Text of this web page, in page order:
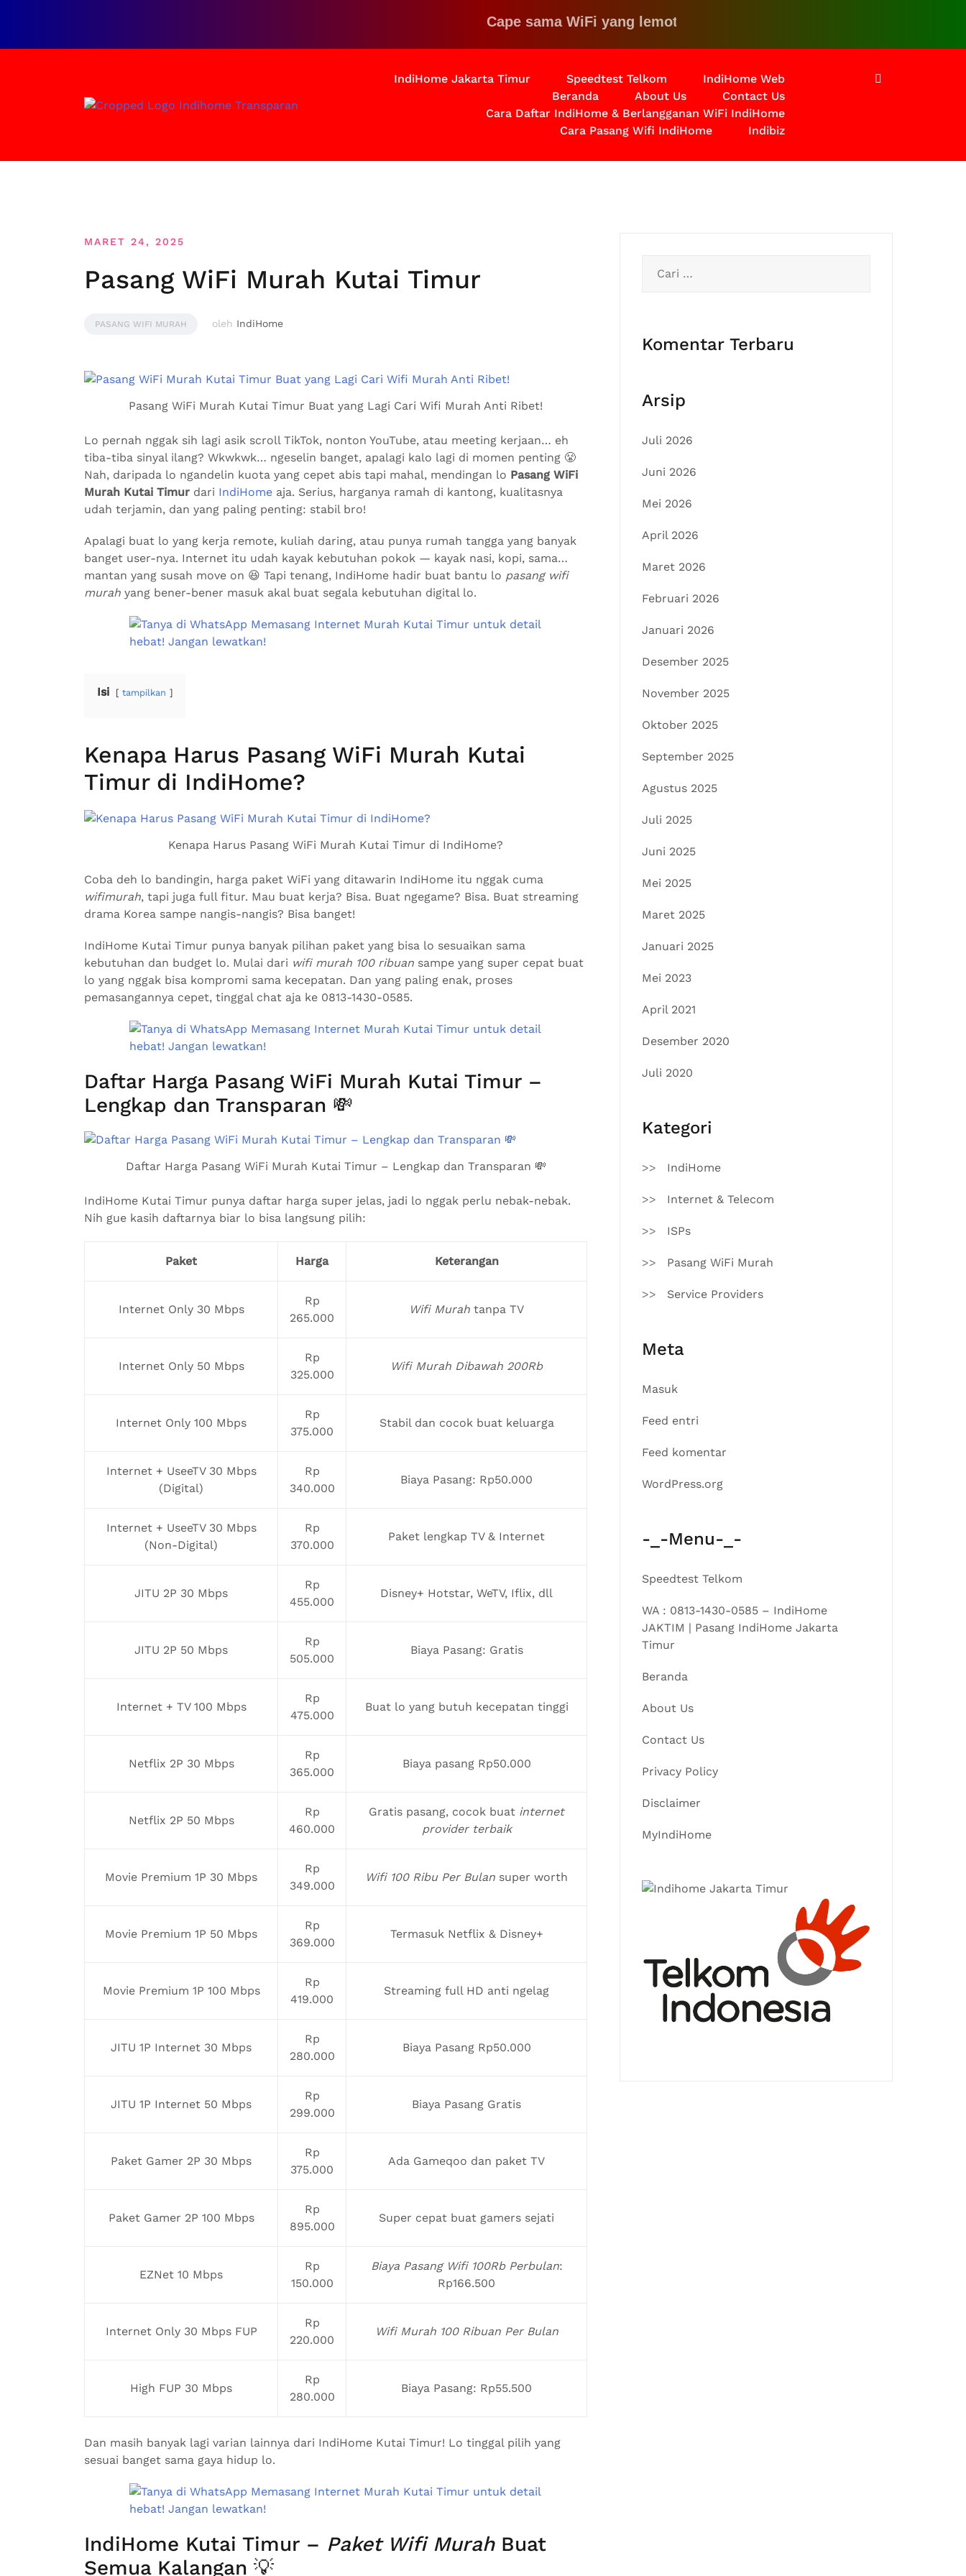
Cape sama WiFi yang lemot? Klik disini untuk solusinya
IndiHome Jakarta Timur Speedtest Telkom
IndiHome Web
Beranda
About Us
Contact Us
Cara Daftar IndiHome & Berlangganan WiFi IndiHome
Cara Pasang Wifi IndiHome
Indibiz
MARET 24, 2025
Pasang WiFi Murah Kutai Timur
PASANG WIFI MURAH oleh IndiHome
Pasang WiFi Murah Kutai Timur Buat yang Lagi Cari Wifi Murah Anti Ribet!
Lo pernah nggak sih lagi asik scroll TikTok, nonton YouTube, atau meeting kerjaan… eh
tiba-tiba sinyal ilang? Wkwkwk… ngeselin banget, apalagi kalo lagi di momen penting 😤
Nah, daripada lo ngandelin kuota yang cepet abis tapi mahal, mendingan lo Pasang WiFi
Murah Kutai Timur dari IndiHome aja. Serius, harganya ramah di kantong, kualitasnya
udah terjamin, dan yang paling penting: stabil bro!
Apalagi buat lo yang kerja remote, kuliah daring, atau punya rumah tangga yang banyak
banget user-nya. Internet itu udah kayak kebutuhan pokok — kayak nasi, kopi, sama…
mantan yang susah move on 😆 Tapi tenang, IndiHome hadir buat bantu lo pasang wifi
murah yang bener-bener masuk akal buat segala kebutuhan digital lo.
Isi tampilkan
Kenapa Harus Pasang WiFi Murah Kutai
Timur di IndiHome?
Kenapa Harus Pasang WiFi Murah Kutai Timur di IndiHome?
Coba deh lo bandingin, harga paket WiFi yang ditawarin IndiHome itu nggak cuma
wifimurah, tapi juga full fitur. Mau buat kerja? Bisa. Buat ngegame? Bisa. Buat streaming
drama Korea sampe nangis-nangis? Bisa banget!
IndiHome Kutai Timur punya banyak pilihan paket yang bisa lo sesuaikan sama
kebutuhan dan budget lo. Mulai dari wifi murah 100 ribuan sampe yang super cepat buat
lo yang nggak bisa kompromi sama kecepatan. Dan yang paling enak, proses
pemasangannya cepet, tinggal chat aja ke 0813-1430-0585.
Daftar Harga Pasang WiFi Murah Kutai Timur –
Lengkap dan Transparan 💸
Daftar Harga Pasang WiFi Murah Kutai Timur – Lengkap dan Transparan 💸
IndiHome Kutai Timur punya daftar harga super jelas, jadi lo nggak perlu nebak-nebak.
Nih gue kasih daftarnya biar lo bisa langsung pilih:
Paket Harga Keterangan
Internet Only 30 Mbps
Rp
265.000
Wifi Murah tanpa TV
Internet Only 50 Mbps
Rp
325.000
Wifi Murah Dibawah 200Rb
Internet Only 100 Mbps
Rp
375.000
Stabil dan cocok buat keluarga
Internet + UseeTV 30 Mbps
(Digital)
Rp
340.000
Biaya Pasang: Rp50.000
Internet + UseeTV 30 Mbps
(Non-Digital)
Rp
370.000
Paket lengkap TV & Internet
JITU 2P 30 Mbps
Rp
455.000
Disney+ Hotstar, WeTV, Iflix, dll
JITU 2P 50 Mbps
Rp
505.000
Biaya Pasang: Gratis
Internet + TV 100 Mbps
Rp
475.000
Buat lo yang butuh kecepatan tinggi
Netflix 2P 30 Mbps
Rp
365.000
Biaya pasang Rp50.000
Netflix 2P 50 Mbps
Rp
460.000
Gratis pasang, cocok buat internet
provider terbaik
Movie Premium 1P 30 Mbps
Rp
349.000
Wifi 100 Ribu Per Bulan super worth
Movie Premium 1P 50 Mbps
Rp
369.000
Termasuk Netflix & Disney+
Movie Premium 1P 100 Mbps
Rp
419.000
Streaming full HD anti ngelag
JITU 1P Internet 30 Mbps
Rp
280.000
Biaya Pasang Rp50.000
JITU 1P Internet 50 Mbps
Rp
299.000
Biaya Pasang Gratis
Paket Gamer 2P 30 Mbps
Rp
375.000
Ada Gameqoo dan paket TV
Paket Gamer 2P 100 Mbps
Rp
895.000
Super cepat buat gamers sejati
EZNet 10 Mbps
Rp
150.000
Biaya Pasang Wifi 100Rb Perbulan:
Rp166.500
Internet Only 30 Mbps FUP
Rp
220.000
Wifi Murah 100 Ribuan Per Bulan
High FUP 30 Mbps
Rp
280.000
Biaya Pasang: Rp55.500
Dan masih banyak lagi varian lainnya dari IndiHome Kutai Timur! Lo tinggal pilih yang
sesuai banget sama gaya hidup lo.
IndiHome Kutai Timur – Paket Wifi MurahBuat
Semua Kalangan 💡
untuk:
Komentar Terbaru
Arsip
Juli 2026
Juni 2026
Mei 2026
April 2026
Maret 2026
Februari 2026
Januari 2026
Desember 2025
November 2025
Oktober 2025
September 2025
Agustus 2025
Juli 2025
Juni 2025
Mei 2025
Maret 2025
Januari 2025
Mei 2023
April 2021
Desember 2020
Juli 2020
Kategori
IndiHome
Internet & Telecom
ISPs
Pasang WiFi Murah
Service Providers
Meta
Masuk
Feed entri
Feed komentar
WordPress.org
-_-Menu-_-
Speedtest Telkom
WA : 0813-1430-0585 – IndiHome
JAKTIM | Pasang IndiHome Jakarta
Timur
Beranda
About Us
Contact Us
Privacy Policy
Disclaimer
MyIndiHome